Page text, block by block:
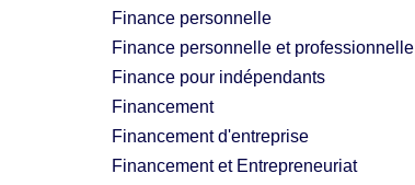
Finance personnelle
Finance personnelle et professionnelle
Finance pour indépendants
Financement
Financement d'entreprise
Financement et Entrepreneuriat